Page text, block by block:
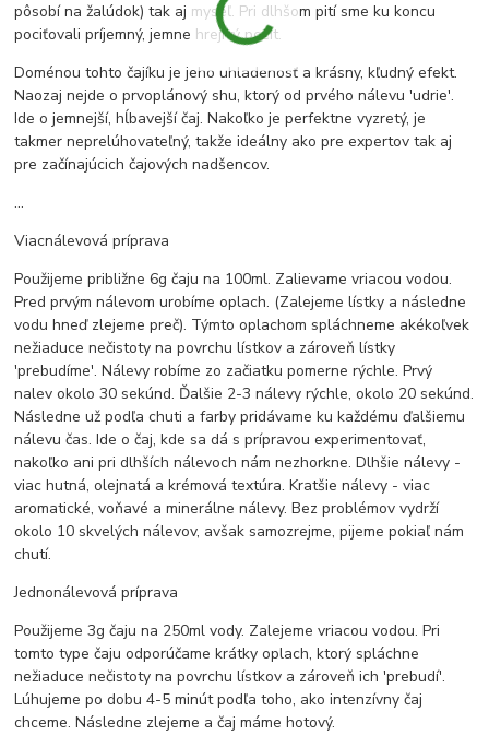
pôsobí na žalúdok) tak aj myseľ. Pri dlhšom pití sme ku koncu
pociťovali príjemný, jemne hrejivý pocit.
Doménou tohto čajíku je jeho uhladenosť a krásny, kľudný efekt.
Naozaj nejde o prvoplánový shu, ktorý od prvého nálevu 'udrie'.
Ide o jemnejší, hĺbavejší čaj. Nakoľko je perfektne vyzretý, je
takmer neprelúhovateľný, takže ideálny ako pre expertov tak aj
pre začínajúcich čajových nadšencov.
...
Viacnálevová príprava
Použijeme približne 6g čaju na 100ml. Zalievame vriacou vodou.
Pred prvým nálevom urobíme oplach. (Zalejeme lístky a následne
vodu hneď zlejeme preč). Týmto oplachom spláchneme akékoľvek
nežiaduce nečistoty na povrchu lístkov a zároveň lístky
'prebudíme'. Nálevy robíme zo začiatku pomerne rýchle. Prvý
nalev okolo 30 sekúnd. Ďalšie 2-3 nálevy rýchle, okolo 20 sekúnd.
Následne už podľa chuti a farby pridávame ku každému ďalšiemu
nálevu čas. Ide o čaj, kde sa dá s prípravou experimentovať,
nakoľko ani pri dlhších nálevoch nám nezhorkne. Dlhšie nálevy -
viac hutná, olejnatá a krémová textúra. Kratšie nálevy - viac
aromatické, voňavé a minerálne nálevy. Bez problémov vydrží
okolo 10 skvelých nálevov, avšak samozrejme, pijeme pokiaľ nám
chutí.
Jednonálevová príprava
Použijeme 3g čaju na 250ml vody. Zalejeme vriacou vodou. Pri
tomto type čaju odporúčame krátky oplach, ktorý spláchne
nežiaduce nečistoty na povrchu lístkov a zároveň ich 'prebudí'.
Lúhujeme po dobu 4-5 minút podľa toho, ako intenzívny čaj
chceme. Následne zlejeme a čaj máme hotový.